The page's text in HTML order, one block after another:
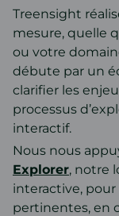
Treensight
mesure, quelle
ou votre
débute par un
clarifier les
processus
interactif.
Nous nous
Explorer, notre
interactive,
pertinentes, en